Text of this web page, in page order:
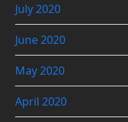
July 2020
June 2020
May 2020
April 2020